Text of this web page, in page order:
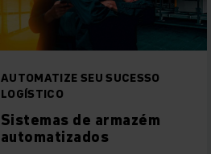
AUTOMATIZE SEU SUCESSO
LOGÍSTICO
Sistemas de armazém
automatizados